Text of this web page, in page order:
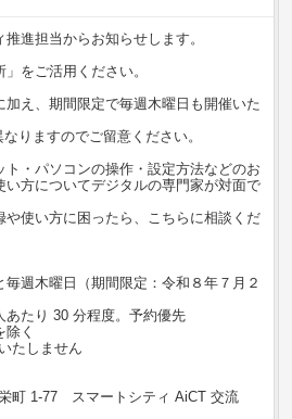
進担当からお知らせします。
をご活用ください。
え、期間限定で毎週木曜日も開催いた
りますのでご留意ください。
ト・パソコンの操作・設定方法などのお
い方についてデジタルの専門家が対面で
使い方に困ったら、こちらに相談くだ
週木曜日（期間限定：令和８年７月２
たり 30 分程度。予約優先
く
たしません
町 1-77 スマートシティ AiCT 交流